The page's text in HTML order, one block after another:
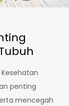
penting
mencegah